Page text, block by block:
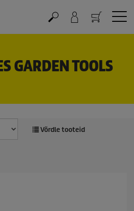
GARDEN TOOLS
Võrdle tooteid